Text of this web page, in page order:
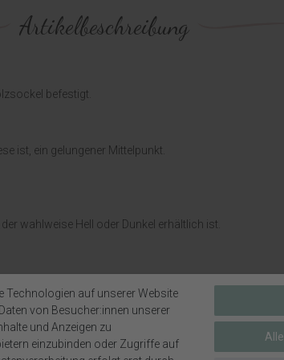
Artikelbeschreibung
befestigt.
ist, ein gelungener Mittelpunkt.
wahlweise Hell oder Dunkel erhältlich ist.
Technologien auf unserer Website
von Besucher:innen unserer
und Anzeigen zu
einzubinden oder Zugriffe auf